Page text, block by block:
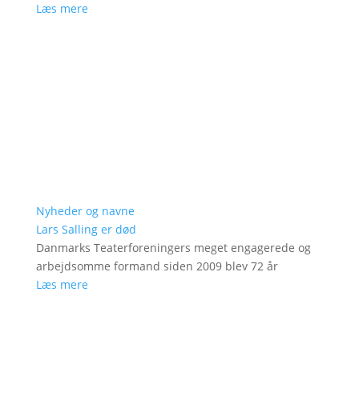
Læs mere
Nyheder og navne
Lars Salling er død
Danmarks Teaterforeningers meget engagerede og
arbejdsomme formand siden 2009 blev 72 år
Læs mere